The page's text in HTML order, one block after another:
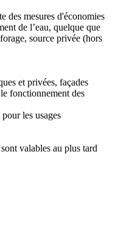
des mesures d'économies
de l’eau, quelque que
source privée (hors
et privées, façades
fonctionnement des
les usages
valables au plus tard